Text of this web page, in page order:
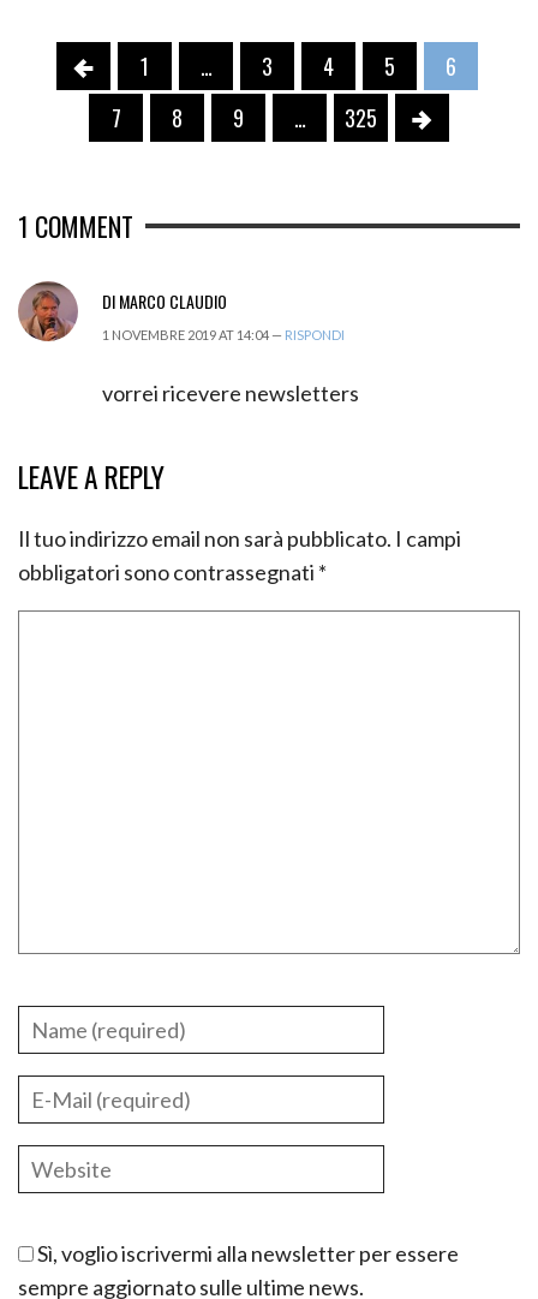
1 … 3 4 5
6
7
8 9 … 325
1 COMMENT
DI MARCO CLAUDIO
1 NOVEMBRE 2019 AT 14:04 — RISPONDI
vorrei ricevere newsletters
LEAVE A REPLY
Il tuo indirizzo email non sarà pubblicato. I campi
obbligatori sono contrassegnati *
Sì, voglio iscrivermi alla newsletter per essere
sempre aggiornato sulle ultime news.